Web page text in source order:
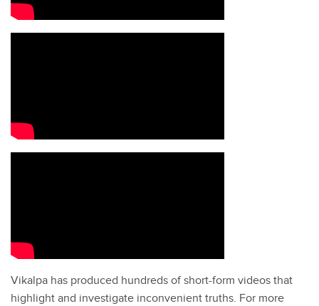
Vikalpa has produced hundreds of short-form videos that
highlight and investigate inconvenient truths. For more